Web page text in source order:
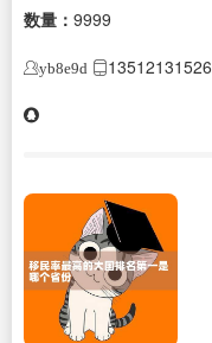
数量： 9999
yb8e9d 13512131526